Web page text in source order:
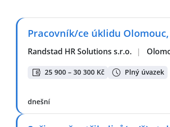
Pracovník/ce úklidu Olomouc,
Randstad HR Solutions s.r.o. |
25 900 – 30 300 Kč Plný úvazek
dnešní